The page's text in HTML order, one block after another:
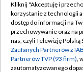
Abonament TVP
Emisja w TVP
Centrum
Kliknij "Akceptuję i
korzystanie z technologii
dostęp do informacji na
przechowywanie oraz na
nas, czyli Telewizję Polską
Zaufanych Partnerów z
Partnerów TVP (93 firm),
zautomatyzowanego